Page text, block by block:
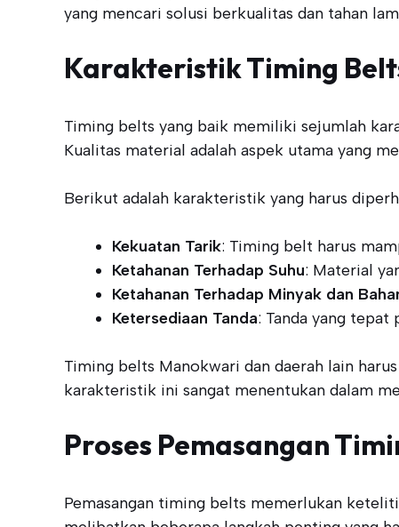
yang mencari solusi berkualitas dan tahan
Karakteristik Timing
Timing belts yang baik memiliki sejumlah
Kualitas material adalah aspek utama yang
Berikut adalah karakteristik yang harus
Kekuatan Tarik: Timing belt harus
Ketahanan Terhadap Suhu: Material
Ketahanan Terhadap Minyak dan
Ketersediaan Tanda: Tanda yang tepat
Timing belts Manokwari dan daerah lain
karakteristik ini sangat menentukan dalam
Proses Pemasangan
Pemasangan timing belts memerlukan